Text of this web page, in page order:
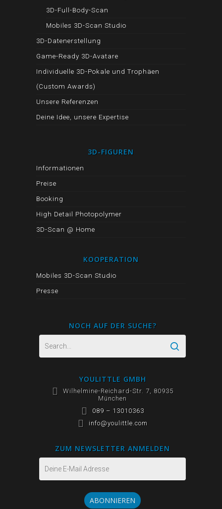
3D-Full-Body-Scan
Mobiles 3D-Scan Studio
3D-Datenerstellung
Game-Ready 3D-Avatare
Individuelle 3D-Pokale und Trophäen
(Custom Awards)
Unsere Referenzen
Deine Idee, unsere Expertise
3D-FIGUREN
Informationen
Preise
Booking
High Detail Photopolymer
3D-Scan @ Home
KOOPERATION
Mobiles 3D-Scan Studio
Presse
NOCH AUF DER SUCHE?
YOULITTLE GMBH
Wilhelmine-Reichard-Str. 7, 80935
München
089 – 13010363
info@youlittle.com
ZUM NEWSLETTER ANMELDEN